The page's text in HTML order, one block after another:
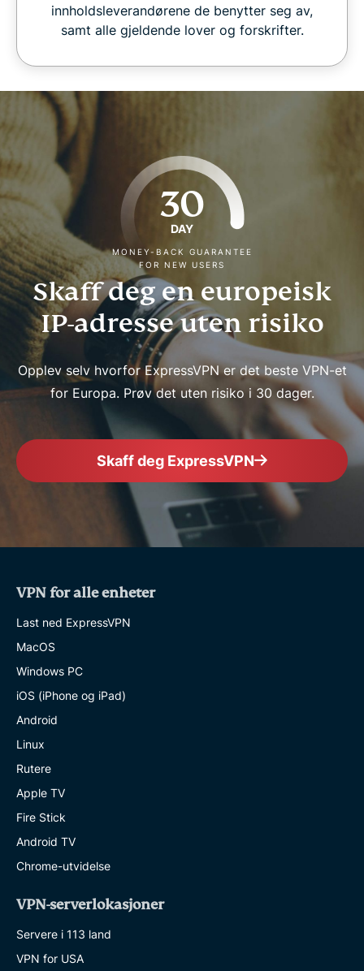
innholdsleverandørene de benytter seg av,
samt alle gjeldende lover og forskrifter.
30
DAY
MONEY-BACK GUARANTEE
FOR NEW USERS
Skaff deg en europeisk
IP-adresse uten risiko
Opplev selv hvorfor ExpressVPN er det beste VPN-et
for Europa. Prøv det uten risiko i 30 dager.
Skaff deg ExpressVPN
VPN for alle enheter
Last ned ExpressVPN
MacOS
Windows PC
iOS (iPhone og iPad)
Android
Linux
Rutere
Apple TV
Fire Stick
Android TV
Chrome-utvidelse
VPN-serverlokasjoner
Servere i 113 land
VPN for USA